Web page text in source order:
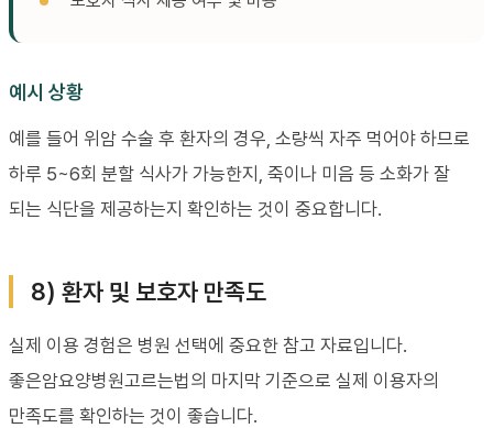
예시 상황
예를 들어 위암 수술 후 환자의 경우, 소량씩 자주 먹어야 하므로
하루 5~6회 분할 식사가 가능한지, 죽이나 미음 등 소화가 잘
되는 식단을 제공하는지 확인하는 것이 중요합니다.
8) 환자 및 보호자 만족도
실제 이용 경험은 병원 선택에 중요한 참고 자료입니다.
좋은암요양병원고르는법의 마지막 기준으로 실제 이용자의
만족도를 확인하는 것이 좋습니다.